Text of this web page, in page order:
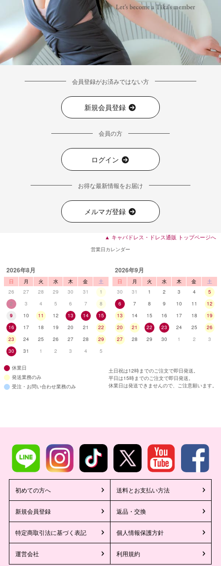
会員登録がお済みではない方
新規会員登録
会員の方
ログイン
お得な最新情報をお届け
メルマガ登録
▲ キャバドレス・ドレス通販 トップページへ
営業日カレンダー
2026年8月
日 月 火 水 木 金
土
26
27 28 29 30 31
1
2
3 4 5 6 7
8
9
10 11 12 13 14
15
16
17 18 19 20 21
22
23
24 25 26 27 28
29
30
31 1 2 3 4 5
2026年9月
日 月 火 水 木 金
土
30
31 1 2 3 4
5
6
7 8 9 10 11
12
13
14 15 16 17 18
19
20
21 22 23 24 25
26
27
28 29 30 1 2 3
休業日
発送業務のみ
受注・お問い合わせ業務のみ
土日祝は12時までのご注文で即日発送。
平日は15時までのご注文で即日発送。
休業日は発送できませんので、ご注意願います。
初めての方へ 送料とお支払い方法
新規会員登録 返品・交換
特定商取引法に基づく表記 個人情報保護方針
運営会社 利用規約